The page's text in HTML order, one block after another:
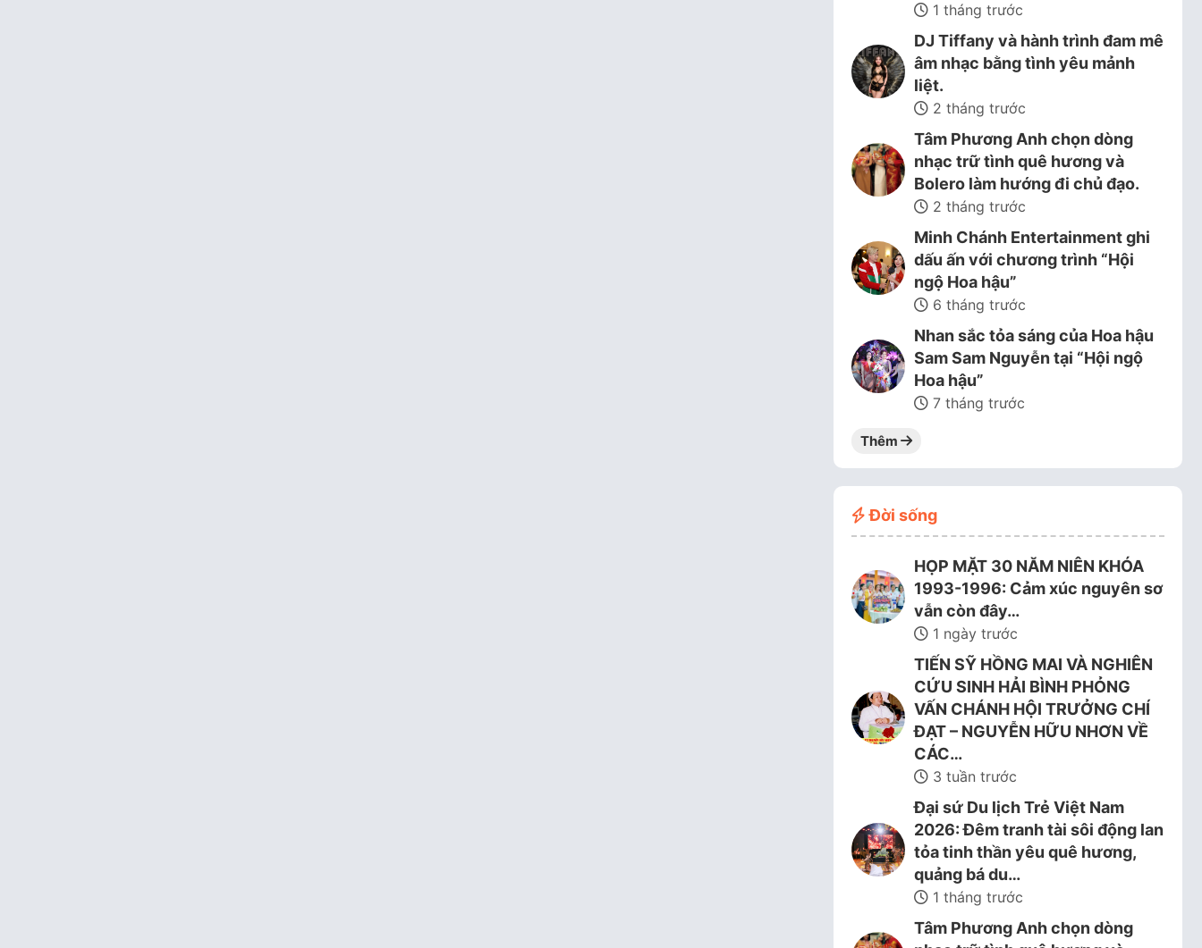
1 tháng trước
DJ Tiffany và hành trình đam mê
âm nhạc bằng tình yêu mảnh
liệt.
2 tháng trước
Tâm Phương Anh chọn dòng
nhạc trữ tình quê hương và
Bolero làm hướng đi chủ đạo.
2 tháng trước
Minh Chánh Entertainment ghi
dấu ấn với chương trình “Hội
ngộ Hoa hậu”
6 tháng trước
Nhan sắc tỏa sáng của Hoa hậu
Sam Sam Nguyễn tại “Hội ngộ
Hoa hậu”
7 tháng trước
Thêm
Đời sống
HỌP MẶT 30 NĂM NIÊN KHÓA
1993-1996: Cảm xúc nguyên sơ
vẫn còn đây…
1 ngày trước
TIẾN SỸ HỒNG MAI VÀ NGHIÊN
CỨU SINH HẢI BÌNH PHỎNG
VẤN CHÁNH HỘI TRƯỞNG CHÍ
ĐẠT – NGUYỄN HỮU NHƠN VỀ
CÁC…
3 tuần trước
Đại sứ Du lịch Trẻ Việt Nam
2026: Đêm tranh tài sôi động lan
tỏa tinh thần yêu quê hương,
quảng bá du…
1 tháng trước
Tâm Phương Anh chọn dòng